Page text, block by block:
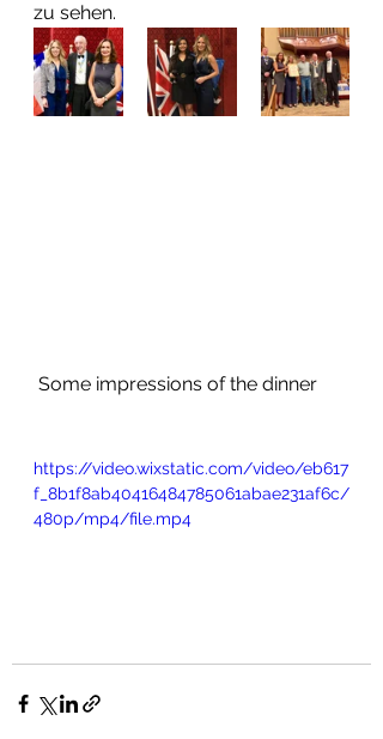
zu sehen.
Some impressions of the dinner
https://video.wixstatic.com/video/eb617
f_8b1f8ab40416484785061abae231af6c/
480p/mp4/file.mp4